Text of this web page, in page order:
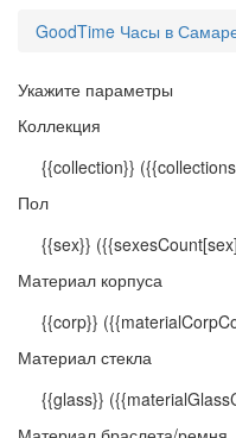
GoodTime Часы в
Укажите параметры
Коллекция
{{collection}}
Пол
{{sex}}
Материал корпуса
{{corp}}
Материал стекла
{{glass}}